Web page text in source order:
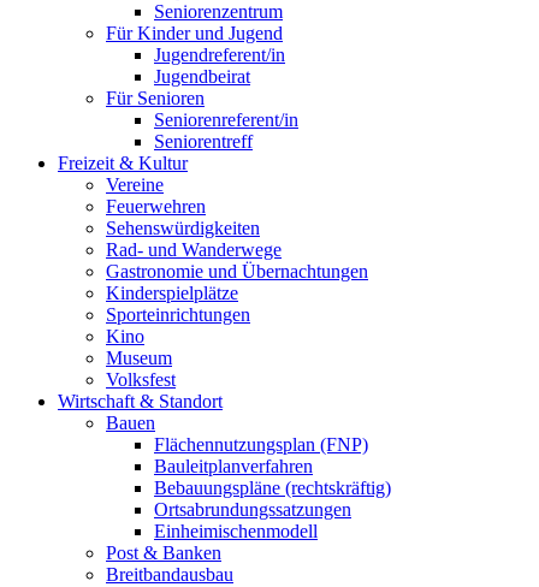
Seniorenzentrum
Für Kinder und Jugend
Jugendreferent/in
Jugendbeirat
Für Senioren
Seniorenreferent/in
Seniorentreff
Freizeit & Kultur
Vereine
Feuerwehren
Sehenswürdigkeiten
Rad- und Wanderwege
Gastronomie und Übernachtungen
Kinderspielplätze
Sporteinrichtungen
Kino
Museum
Volksfest
Wirtschaft & Standort
Bauen
Flächennutzungsplan (FNP)
Bauleitplanverfahren
Bebauungspläne (rechtskräftig)
Ortsabrundungssatzungen
Einheimischenmodell
Post & Banken
Breitbandausbau